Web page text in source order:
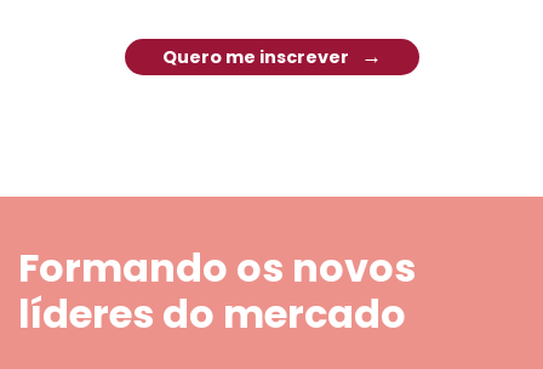
Quero me inscrever
Formando os novos
líderes do mercado